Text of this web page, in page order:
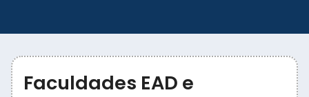
Faculdades EAD e